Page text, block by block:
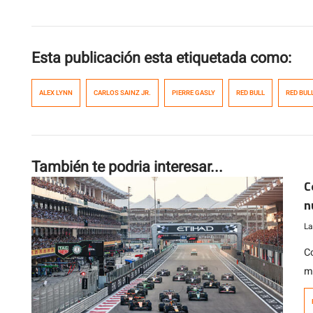
Esta publicación esta etiquetada como:
ALEX LYNN CARLOS SAINZ JR. PIERRE GASLY RED BULL RED
También te podria interesar...